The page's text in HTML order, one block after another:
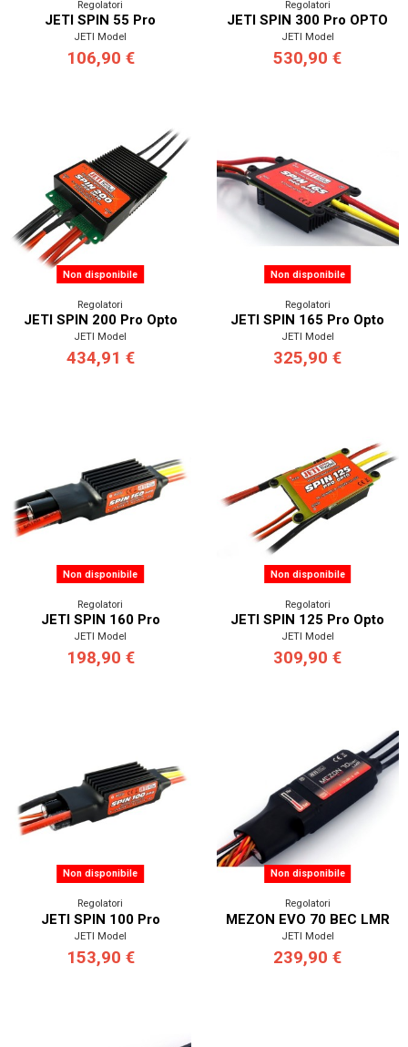
Regolatori
JETI SPIN 55 Pro
JETI Model
106,90 €
Regolatori
JETI SPIN 300 Pro OPTO
JETI Model
530,90 €
Non disponibile
Regolatori
JETI SPIN 200 Pro Opto
JETI Model
434,91 €
Non disponibile
Regolatori
JETI SPIN 165 Pro Opto
JETI Model
325,90 €
Non disponibile
Regolatori
JETI SPIN 160 Pro
JETI Model
198,90 €
Non disponibile
Regolatori
JETI SPIN 125 Pro Opto
JETI Model
309,90 €
Non disponibile
Regolatori
JETI SPIN 100 Pro
JETI Model
153,90 €
Non disponibile
Regolatori
MEZON EVO 70 BEC LMR
JETI Model
239,90 €